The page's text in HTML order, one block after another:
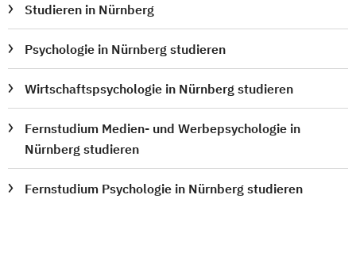
Studieren in Nürnberg
Psychologie in Nürnberg studieren
Wirtschaftspsychologie in Nürnberg studieren
Fernstudium Medien- und Werbepsychologie in
Nürnberg studieren
Fernstudium Psychologie in Nürnberg studieren